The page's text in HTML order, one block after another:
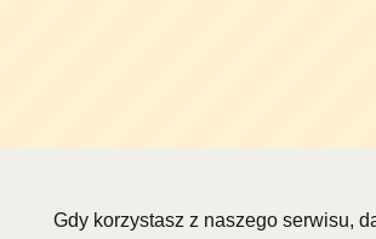
Gdy korzystasz z naszego serwisu,